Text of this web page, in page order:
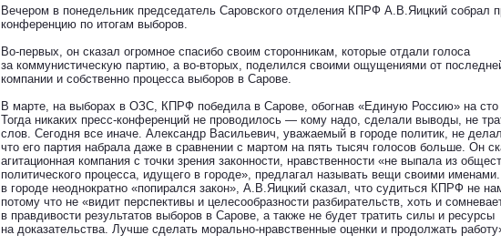
Вечером в понедельник председатель Саровского отделения КПРФ А.В.Яицкий собрал
конференцию по итогам выборов.
Во-первых, он сказал огромное спасибо своим сторонникам, которые отдали голоса
за коммунистическую партию, а во-вторых, поделился своими ощущениями от
компании и собственно процесса выборов в Сарове.
В марте, на выборах в ОЗС, КПРФ победила в Сарове, обогнав «Единую Россию» на сто
Тогда никаких пресс-конференций не проводилось — кому надо, сделали выводы, не
слов. Сегодня все иначе. Александр Васильевич, уважаемый в городе политик, не
что его партия набрала даже в сравнении с мартом на пять тысяч голосов больше. Он
агитационная компания с точки зрения законности, нравственности «не выпала из
политического процесса, идущего в городе», предлагал называть вещи своими
в городе неоднократно «попирался закон», А.В.Яицкий сказал, что судиться КПРФ не
потому что не «видит перспективы и целесообразности разбирательств, хоть и
в правдивости результатов выборов в Сарове, а также не будет тратить силы и ресурсы
на доказательства. Лучше сделать морально-нравственные оценки и продолжать